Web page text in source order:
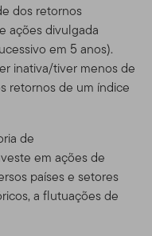
dos retornos
ações divulgada
em 5 anos).
inativa/tiver menos de
retornos de um índice
de
em ações de
países e setores
a flutuações de